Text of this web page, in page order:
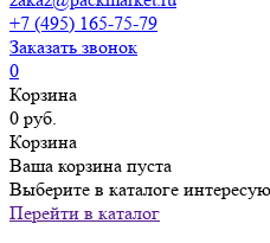
+7 (495) 165-75-79
Заказать звонок
0
Корзина
0 руб.
Корзина
Ваша корзина пуста
Выберите в каталоге
Перейти в каталог